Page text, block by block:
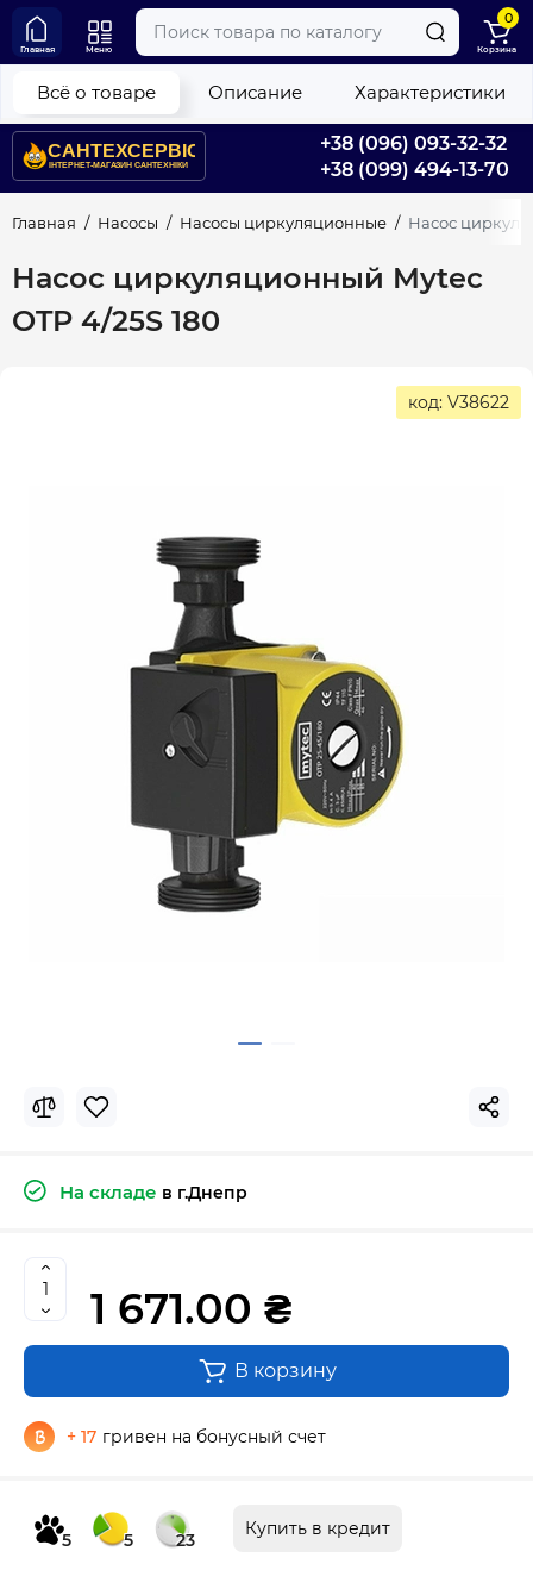
+38 (096) 093-32-32
+38 (099) 494-13-70
Главная Меню
0
Корзина
Главная Насосы Насосы циркуляционные Насос
Насос циркуляционный Mytec
OTP 4/25S 180
Всё о товаре Описание Характеристики
код: V38622
На складе в г.Днепр
1 671.00 ₴
В корзину
+ 17 гривен на бонусный счет
5 5 23
Купить в кредит